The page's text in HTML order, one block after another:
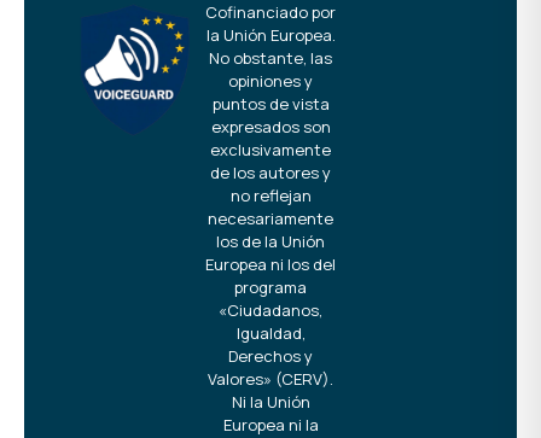
Cofinanciado por
la Unión Europea.
No obstante, las
opiniones y
puntos de vista
expresados son
exclusivamente
de los autores y
no reflejan
necesariamente
los de la Unión
Europea ni los del
programa
«Ciudadanos,
Igualdad,
Derechos y
Valores» (CERV).
Ni la Unión
Europea ni la